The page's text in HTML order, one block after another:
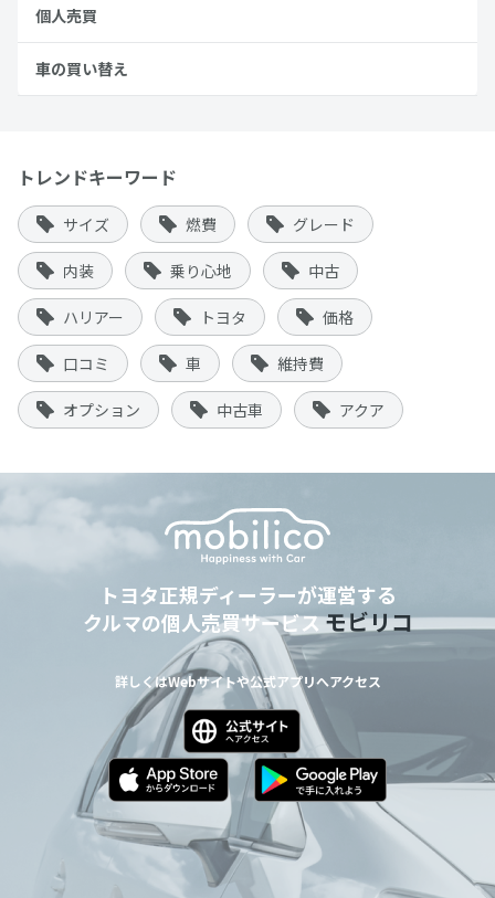
個人売買
車の買い替え
トレンドキーワード
サイズ 燃費 グレード
内装 乗り心地 中古
ハリアー トヨタ 価格
口コミ 車 維持費
オプション 中古車 アクア
トヨタ正規ディーラーが運営する
クルマの個人売買サービスモビリコ
詳しくはWebサイトや公式アプリへアクセス